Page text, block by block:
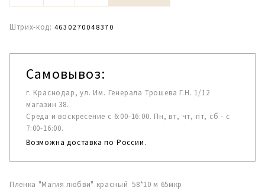
Штрих-код: 4630270048370
Самовывоз:
г. Краснодар, ул. Им. Генерала Трошева Г.Н. 1/12
магазин 38.
Среда и воскресение с 6:00-16:00. Пн, вт, чт, пт, сб - с
7:00-16:00.
Возможна доставка по России.
Пленка "Магия любви" красный 58*10 м 65мкр